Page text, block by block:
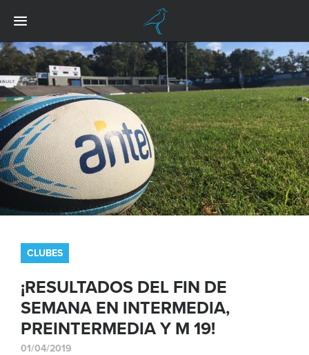
CLUBES
¡RESULTADOS DEL FIN DE
SEMANA EN INTERMEDIA,
PREINTERMEDIA Y M 19!
01/04/2019